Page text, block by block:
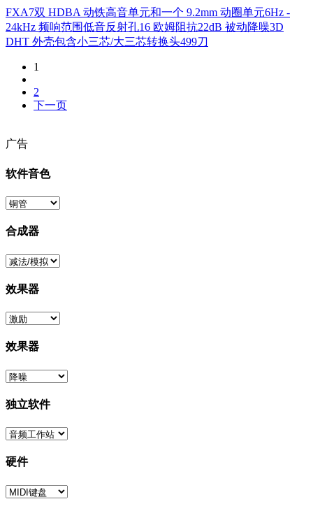
FXA7双 HDBA 动铁高音单元和一个 9.2mm 动圈单元6Hz -
24kHz 频响范围低音反射孔16 欧姆阻抗22dB 被动降噪3D
DHT 外壳包含小三芯/大三芯转换头499刀
1
2
下一页
广告
软件音色
合成器
效果器
效果器
独立软件
硬件